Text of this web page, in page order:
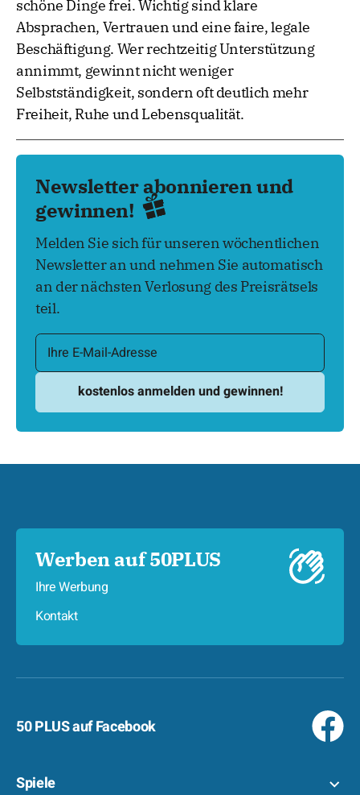
schöne Dinge frei. Wichtig sind klare
Absprachen, Vertrauen und eine faire, legale
Beschäftigung. Wer rechtzeitig Unterstützung
annimmt, gewinnt nicht weniger
Selbstständigkeit, sondern oft deutlich mehr
Freiheit, Ruhe und Lebensqualität.
Newsletter abonnieren und
gewinnen!
Melden Sie sich für unseren wöchentlichen
Newsletter an und nehmen Sie automatisch
an der nächsten Verlosung des Preisrätsels
teil.
Werben auf 50PLUS
Ihre Werbung
Kontakt
50 PLUS auf Facebook
Spiele